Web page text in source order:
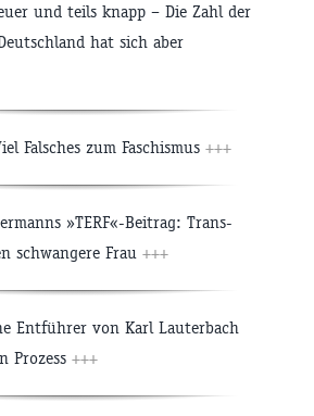
und teils knapp – Die Zahl der
hat sich aber
Falsches zum Faschismus +++
»TERF«-Beitrag: Trans-
schwangere Frau +++
Entführer von Karl Lauterbach
Prozess +++